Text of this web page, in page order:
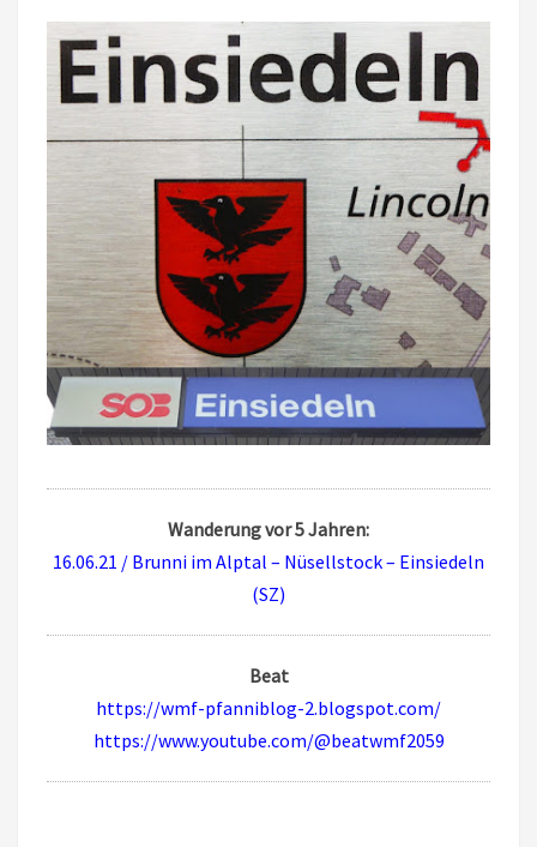
Wanderung vor 5 Jahren:
16.06.21 / Brunni im Alptal – Nüsellstock – Einsiedeln
(SZ)
Beat
https://wmf-pfanniblog-2.blogspot.com/
https://www.youtube.com/@beatwmf2059